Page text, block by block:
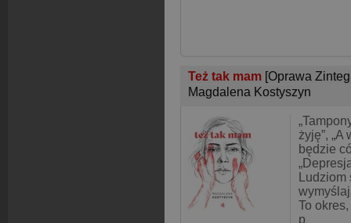
Też tak mam [Oprawa
Magdalena Kostyszyn
żyję”,
będzie
To
p